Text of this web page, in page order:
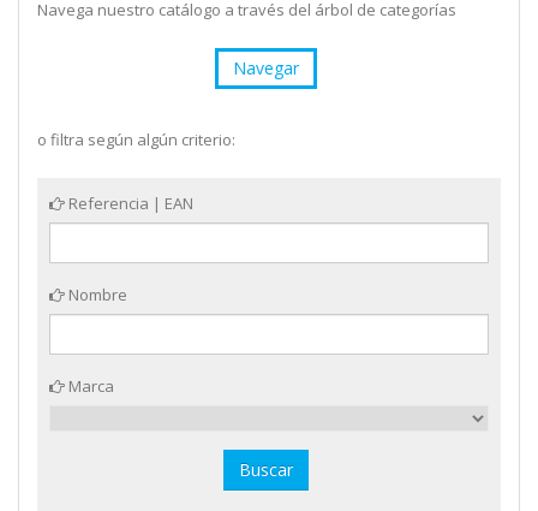
Navega nuestro catálogo a través del árbol de categorías
Navegar
o filtra según algún criterio:
Referencia | EAN
Nombre
Marca